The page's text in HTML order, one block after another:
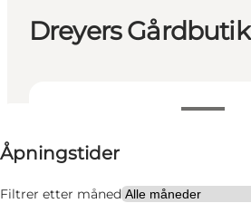
Overnatting
Dreyers Gårdbutik
Åpningstider
Filtrer etter måned
Besøk nettside